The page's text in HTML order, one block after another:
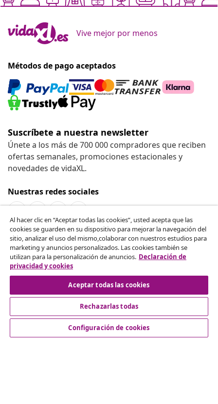
Vive mejor por menos
Métodos de pago aceptados
Suscríbete a nuestra newsletter
Únete a los más de 700 000 compradores que reciben
ofertas semanales, promociones estacionales y
novedades de vidaXL.
Nuestras redes sociales
Desistir del contrato
Solicita la cancelación de tu pedido.
Desistir del contrato
Servicio al Cliente
Al hacer clic en “Aceptar todas las cookies”, usted acepta que las
cookies se guarden en su dispositivo para mejorar la navegación del
sitio, analizar el uso del mismo,colaborar con nuestros estudios para
marketing y anuncios personalizados. Las cookies también se
utilizan para la personalización de anuncios. Declaración de
privacidad y cookies
Aceptar todas las cookies
Rechazarlas todas
Configuración de cookies